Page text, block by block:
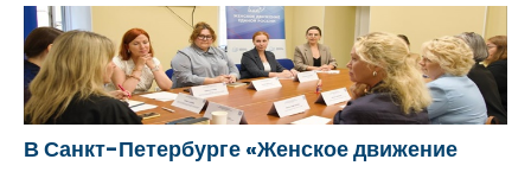
destek programlarının geliştirilmesi için
öneriler hazırladı
В Санкт-Петербурге «Женское движение